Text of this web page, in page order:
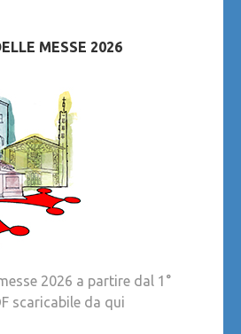
MESSE 2026
2026 a partire dal 1°
scaricabile da qui